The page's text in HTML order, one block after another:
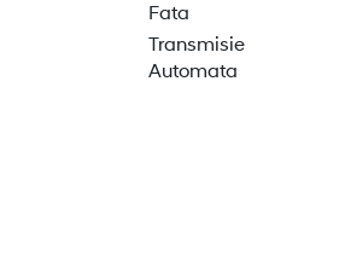
Fata
Transmisie
Automata